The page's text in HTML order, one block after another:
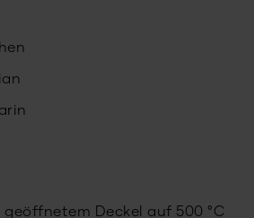
Deckel auf 500 °C